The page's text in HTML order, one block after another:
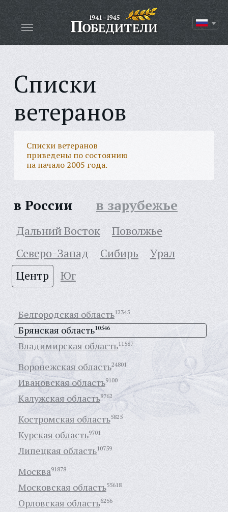
Списки
ветеранов
Списки ветеранов
приведены по состоянию
на начало 2005 года.
в России в зарубежье
Дальний Восток
Поволжье
Северо-Запад
Сибирь
Урал
Центр
Юг
Белгородская область12345
Брянская область10546
Владимирская область11587
Воронежская область24801
Ивановская область9100
Калужская область8762
Костромская область5825
Курская область9701
Липецкая область10759
Москва91878
Московская область55618
Орловская область6256